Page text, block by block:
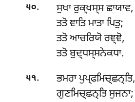
੫੦.
ਸੁਖਾ ਰੁਕ੍ਖਸ੍ਸ ਛਾਯਾਵ,
ਤਤੋ ਞਾਤਿ ਮਾਤਾ ਪਿਤੁ;
ਤਤੋ ਆਚਰਿਯੋ ਰਞ੍ਞੋ,
ਤਤੋ ਬੁਦ੍ਧਸ੍ਸਨੇਕਧਾ.
੫੧.
ਭਮਰਾ ਪੁਪ੍ਫਮਿਚ੍ਛਨ੍ਤਿ,
ਗੁਣਮਿਚ੍ਛਨ੍ਤਿ ਸੁਜਨਾ;